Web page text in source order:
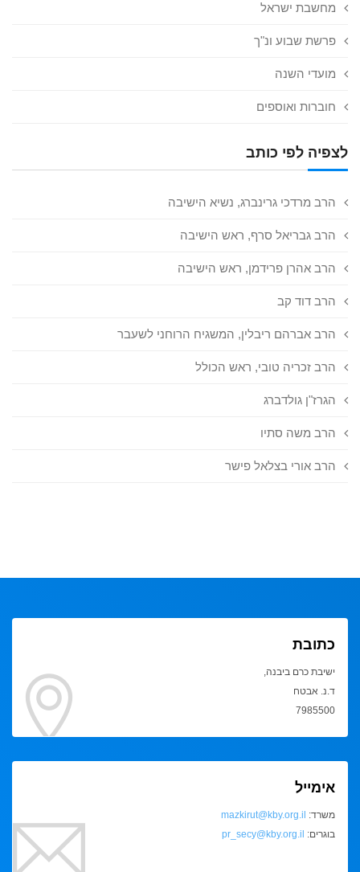
מחשבת ישראל
פרשת שבוע ונ"ך
מועדי השנה
חוברות ואוספים
לצפיה לפי כותב
הרב מרדכי גרינברג, נשיא הישיבה
הרב גבריאל סרף, ראש הישיבה
הרב אהרן פרידמן, ראש הישיבה
הרב דוד קב
הרב אברהם ריבלין, המשגיח הרוחני לשעבר
הרב זכריה טובי, ראש הכולל
הגרז"ן גולדברג
הרב משה סתיו
הרב אורי בצלאל פישר
כתובת
ישיבת כרם ביבנה,
ד.נ. אבטח
7985500
אימייל
משרד: mazkirut@kby.org.il
בוגרים: pr_secy@kby.org.il